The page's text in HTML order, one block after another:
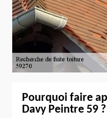
Pourquoi faire
Davy Peintre 59 ?